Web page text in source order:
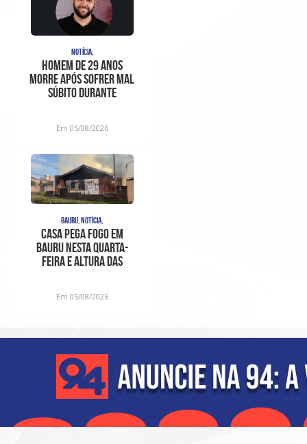
NOTÍCIA,
Homem de 29 anos
morre após sofrer mal
súbito durante
Em 05/08/2026
BAURU, NOTÍCIA,
Casa pega fogo em
Bauru nesta quarta-
feira e altura das
Em 05/08/2026